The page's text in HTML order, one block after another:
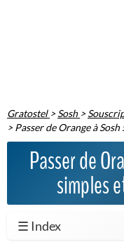
Gratostel >Sosh >
>Passer de Orange à
Passer de
simples
☰ Index